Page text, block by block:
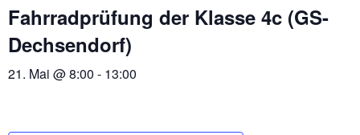
Fahrradprüfung der Klasse 4c (GS-
Dechsendorf)
21. Mai @ 8:00 - 13:00